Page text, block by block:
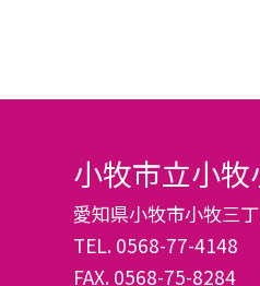
小牧市立小牧
愛知県小牧市小牧三
TEL. 0568-77-4148
FAX. 0568-75-8284